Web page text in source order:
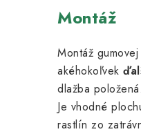
Montáž
Montáž
akéhokoľvek
dlažba
Je vhodné
rastlín zo